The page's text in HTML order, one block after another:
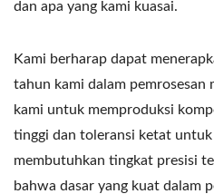
dan apa yang kami kuasai.
Kami berharap dapat
tahun kami dalam pemrosesan
kami untuk memproduksi
tinggi dan toleransi ketat
membutuhkan tingkat presisi
bahwa dasar yang kuat dalam